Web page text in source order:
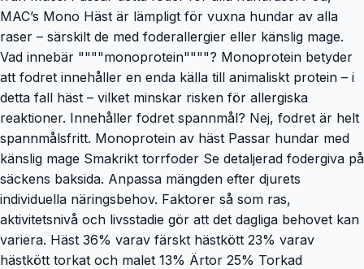
MAC’s Mono Häst är lämpligt för vuxna hundar av alla
raser – särskilt de med foderallergier eller känslig mage.
Vad innebär """"monoprotein""""? Monoprotein betyder
att fodret innehåller en enda källa till animaliskt protein – i
detta fall häst – vilket minskar risken för allergiska
reaktioner. Innehåller fodret spannmål? Nej, fodret är helt
spannmålsfritt. Monoprotein av häst Passar hundar med
känslig mage Smakrikt torrfoder Se detaljerad fodergiva på
säckens baksida. Anpassa mängden efter djurets
individuella näringsbehov. Faktorer så som ras,
aktivitetsnivå och livsstadie gör att det dagliga behovet kan
variera. Häst 36% varav färskt hästkött 23% varav
hästkött torkat och malet 13% Ärtor 25% Torkad